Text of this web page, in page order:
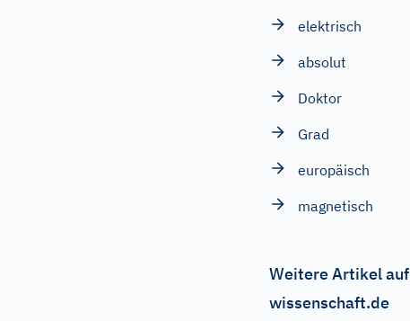
elektrisch
absolut
Doktor
Grad
europäisch
magnetisch
Weitere Artikel auf
wissenschaft.de